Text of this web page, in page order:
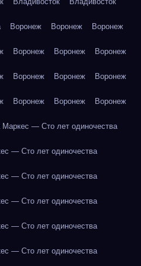
Воронеж Воронеж Воронеж
Воронеж Воронеж Воронеж
Воронеж Воронеж Воронеж
Воронеж Воронеж Воронеж
Маркес — Сто лет одиночества
— Сто лет одиночества
— Сто лет одиночества
— Сто лет одиночества
— Сто лет одиночества
— Сто лет одиночества